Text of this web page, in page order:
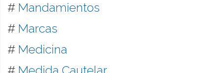
# Mandamientos
# Marcas
# Medicina